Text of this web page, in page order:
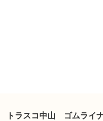
トラスコ中山 ゴムライ